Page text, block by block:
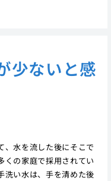
少ないと感
、水を流した後にそこで
くの家庭で採用されてい
洗い水は、手を清めた後